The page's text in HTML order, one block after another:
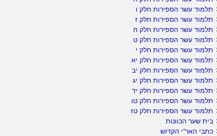
תלמוד עשר הספירות חלק ו
תלמוד עשר הספירות חלק ז
תלמוד עשר הספירות חלק ח
תלמוד עשר הספירות חלק ט
תלמוד עשר הספירות חלק י
תלמוד עשר הספירות חלק יא
תלמוד עשר הספירות חלק יב
תלמוד עשר הספירות חלק יג
תלמוד עשר הספירות חלק יד
תלמוד עשר הספירות חלק טו
תלמוד עשר הספירות חלק טז
בית שער הכוונות
כתבי האר"י הקדוש